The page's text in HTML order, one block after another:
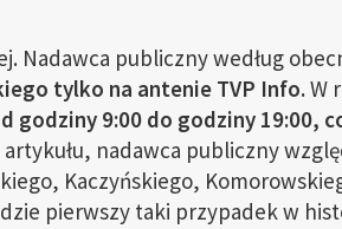
Nadawca publiczny według
tylko na antenie TVP Info.W
godziny 9:00 do godziny 19:00,
nadawca publiczny
Kaczyńskiego,
pierwszy taki przypadek w